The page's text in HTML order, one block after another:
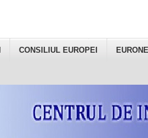
CONSILIUL EUROPEI